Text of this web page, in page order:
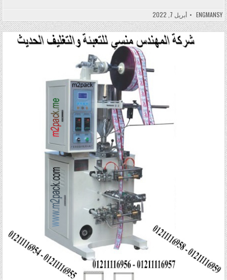
ENGMANSY أبريل 7, 2022